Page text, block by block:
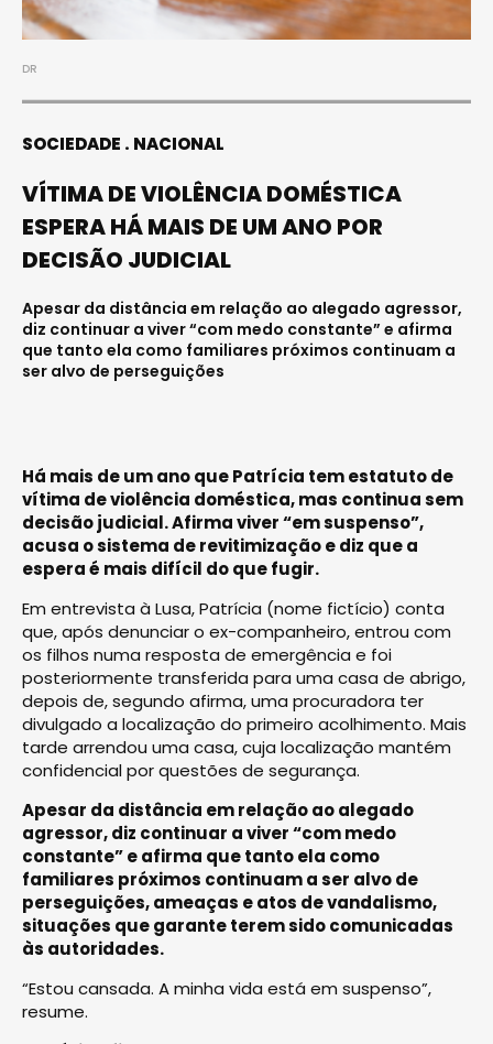
DR
SOCIEDADE NACIONAL
VÍTIMA DE VIOLÊNCIA DOMÉSTICA
ESPERA HÁ MAIS DE UM ANO POR
DECISÃO JUDICIAL
Apesar da distância em relação ao alegado agressor,
diz continuar a viver “com medo constante” e afirma
que tanto ela como familiares próximos continuam a
ser alvo de perseguições
Há mais de um ano que Patrícia tem estatuto de
vítima de violência doméstica, mas continua sem
decisão judicial. Afirma viver “em suspenso”,
acusa o sistema de revitimização e diz que a
espera é mais difícil do que fugir.
Em entrevista à Lusa, Patrícia (nome fictício) conta
que, após denunciar o ex-companheiro, entrou com
os filhos numa resposta de emergência e foi
posteriormente transferida para uma casa de abrigo,
depois de, segundo afirma, uma procuradora ter
divulgado a localização do primeiro acolhimento. Mais
tarde arrendou uma casa, cuja localização mantém
confidencial por questões de segurança.
Apesar da distância em relação ao alegado
agressor, diz continuar a viver “com medo
constante” e afirma que tanto ela como
familiares próximos continuam a ser alvo de
perseguições, ameaças e atos de vandalismo,
situações que garante terem sido comunicadas
às autoridades.
“Estou cansada. A minha vida está em suspenso”,
resume.